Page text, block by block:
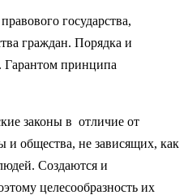
государства,
граждан. Порядка и
Гарантом принципа
законы в отличие от
и общества, не зависящих, как
Создаются и
целесообразность их